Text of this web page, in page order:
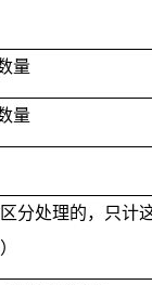
量
量
分处理的，只计